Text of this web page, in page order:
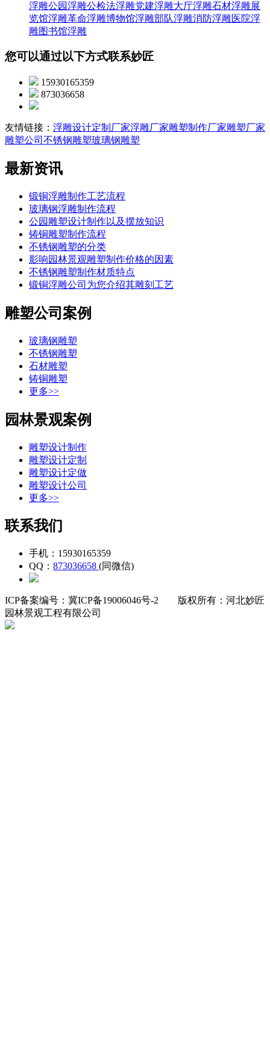
浮雕公园浮雕公检法浮雕党建浮雕大厅浮雕石材浮雕展
览馆浮雕革命浮雕博物馆浮雕部队浮雕消防浮雕医院浮
雕图书馆浮雕
您可以通过以下方式联系妙匠
15930165359
873036658
友情链接： 浮雕设计定制厂家浮雕厂家雕塑制作厂家雕塑厂家
雕塑公司 不锈钢雕塑玻璃钢雕塑
最新资讯
锻铜浮雕制作工艺流程
玻璃钢浮雕制作流程
公园雕塑设计制作以及摆放知识
铸铜雕塑制作流程
不锈钢雕塑的分类
影响园林景观雕塑制作价格的因素
不锈钢雕塑制作材质特点
锻铜浮雕公司为您介绍其雕刻工艺
雕塑公司案例
玻璃钢雕塑
不锈钢雕塑
石材雕塑
铸铜雕塑
更多>>
园林景观案例
雕塑设计制作
雕塑设计定制
雕塑设计定做
雕塑设计公司
更多>>
联系我们
手机：15930165359
QQ： 873036658 (同微信)
ICP备案编号：冀ICP备19006046号-2
版权所有：河北妙匠
园林景观工程有限公司